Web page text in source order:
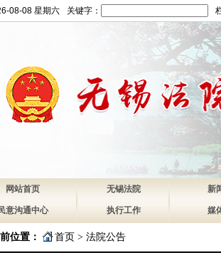
08-08 星期六 关键字：
网站首页 无锡法院 新
意沟通中心 执行工作 媒
位置： 首页 > 法院公告